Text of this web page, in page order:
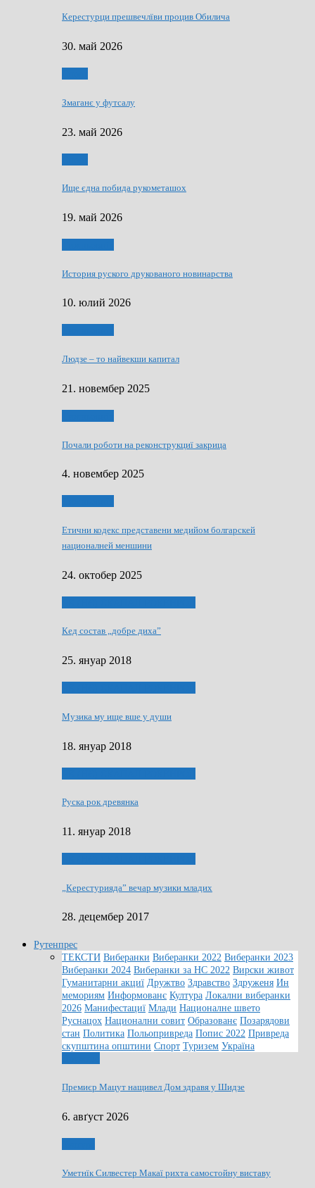
Керестурци прешвечлїви процив Обилича
30. май 2026
Змаганє у футсалу
23. май 2026
Ище єдна побида рукометашох
19. май 2026
История руского друкованого новинарства
10. юлий 2026
Людзе – то найвекши капитал
21. новембер 2025
Почали роботи на реконструкциї закрица
4. новембер 2025
Етични кодекс представени медийом болгарскей
националней меншини
24. октобер 2025
Кед состав „добре диха”
25. януар 2018
Музика му ище вше у души
18. януар 2018
Руска рок древянка
11. януар 2018
„Керестурияда” вечар музики младих
28. децембер 2017
Рутенпрес
ТЕКСТИ Виберанки Виберанки 2022 Виберанки 2023
Виберанки 2024 Виберанки за НС 2022 Вирски живот
Гуманитарни акциї Дружтво Здравство Здруженя Ин
мемориям Информованє Култура Локални виберанки
2026 Манифестациї Млади Националне швето
Руснацох Национални совит Образованє Позарядови
стан Политика Польопривреда Попис 2022 Привреда
скупштина општини Спорт Туризем Україна
Премиєр Мацут нащивел Дом здравя у Шидзе
6. авґуст 2026
Уметнїк Силвестер Макаї рихта самостойну виставу